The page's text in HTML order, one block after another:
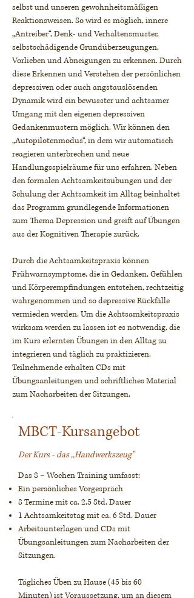
selbst und unseren gewohnheitsmäßigen
Reaktionsweisen. So wird es möglich, innere
„Antreiber“, Denk- und Verhaltensmuster,
selbstschädigende Grundüberzeugungen,
Vorlieben und Abneigungen zu erkennen. Durch
diese Erkennen und Verstehen der persönlichen
depressiven oder auch angstauslösenden
Dynamik wird ein bewusster und achtsamer
Umgang mit den eigenen depressiven
Gedankenmustern möglich. Wir können den
„Autopilotenmodus“, in dem wir automatisch
reagieren unterbrechen und neue
Handlungsspielräume für uns erfahren. Neben
den formalen Achtsamkeitsübungen und der
Schulung der Achtsamkeit im Alltag beinhaltet
das Programm grundlegende Informationen
zum Thema Depression und greift auf Übungen
aus der Kognitiven Therapie zurück.
Durch die Achtsamkeitspraxis können
Frühwarnsymptome, die in Gedanken, Gefühlen
und Körperempfindungen entstehen, rechtzeitig
wahrgenommen und so depressive Rückfälle
vermieden werden. Um die Achtsamkeitspraxis
wirksam werden zu lassen ist es notwendig, die
im Kurs erlernten Übungen in den Alltag zu
integrieren und täglich zu praktizieren.
Teilnehmende erhalten CDs mit
Übungsanleitungen und schriftliches Material
zum Nacharbeiten der Sitzungen.
MBCT-Kursangebot
Der Kurs - das ,,Handwerkszeug"
Das 8 – Wochen Training umfasst:
Ein persönliches Vorgespräch
8 Termine mit ca. 2,5 Std. Dauer
1 Achtsamkeitstag mit ca. 6 Std. Dauer
Arbeitsunterlagen und CDs mit
Übungsanleitungen zum Nacharbeiten der
Sitzungen.
Tägliches Üben zu Hause (45 bis 60
Minuten) ist Voraussetzung, um an diesem